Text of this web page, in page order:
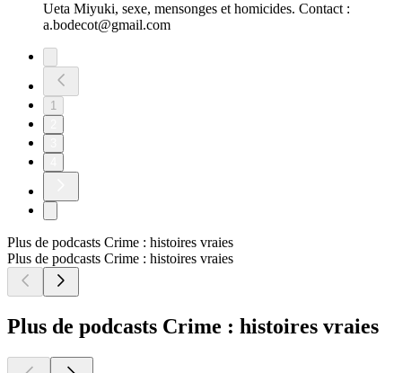
Ueta Miyuki, sexe, mensonges et homicides. Contact :
a.bodecot@gmail.com
1
Plus de podcasts Crime : histoires vraies
Plus de podcasts Crime : histoires vraies
Plus de podcasts Crime : histoires vraies